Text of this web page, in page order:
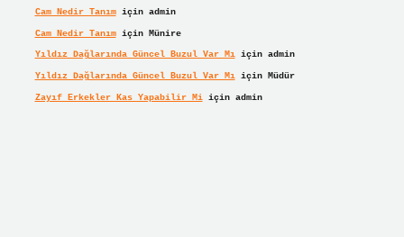
Cam Nedir Tanımiçin admin
Cam Nedir Tanımiçin Münire
Yıldız Dağlarında Güncel Buzul Var Mıiçin admin
Yıldız Dağlarında Güncel Buzul Var Mıiçin Müdür
Zayıf Erkekler Kas Yapabilir Miiçin admin